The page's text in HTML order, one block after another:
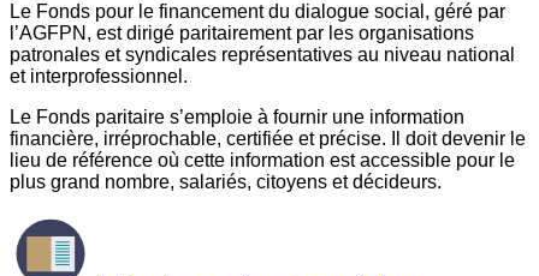
Le Fonds pour le financement du dialogue social, géré par
l’AGFPN, est dirigé paritairement par les organisations
patronales et syndicales représentatives au niveau national
et interprofessionnel.
Le Fonds paritaire s’emploie à fournir une information
financière, irréprochable, certifiée et précise. Il doit devenir le
lieu de référence où cette information est accessible pour le
plus grand nombre, salariés, citoyens et décideurs.